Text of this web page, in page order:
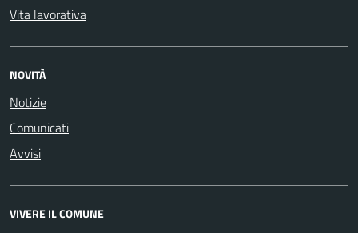
Vita lavorativa
NOVITÀ
Notizie
Comunicati
Avvisi
VIVERE IL COMUNE